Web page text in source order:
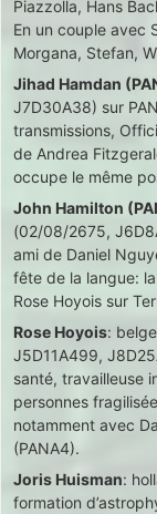
Piazzolla, Hans
En un couple avec
Morgana, Stefan,
Jihad Hamdan
J7D30A38) sur
transmissions,
de Andrea
occupe le même
John Hamilton
(02/08/2675,
ami de Daniel
fête de la langue:
Rose Hoyois sur
Rose Hoyois:
J5D11A499,
santé, travailleuse
personnes
notamment avec
(PANA4).
Joris Huisman:
formation